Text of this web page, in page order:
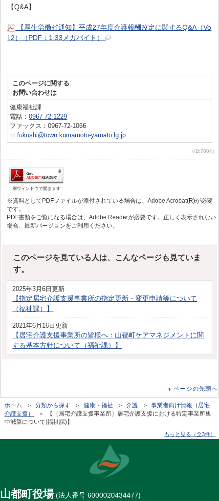
【Q&A】
【厚生労働省通知】平成27年度介護報酬改定に関するQ&A（Vo
l.2）（PDF：1.33メガバイト）
このページに関する
お問い合わせは
健康福祉課
電話：0967-72-1229
ファックス：0967-72-1066
fukushi@town.kumamoto-yamato.lg.jp
（ID:7004）
別ウィンドウで開きます
※資料としてPDFファイルが添付されている場合は、Adobe Acrobat(R)が必要
です。
PDF書類をご覧になる場合は、Adobe Readerが必要です。正しく表示されない
場合、最新バージョンをご利用ください。
このページを見ている人は、こんなページも見ていま
す。
2025年3月6日更新
【指定居宅介護支援事業所の指定更新・変更申請等について
（福祉課）】
2021年6月16日更新
【居宅介護支援事業所の皆様へ：山都町ケアマネジメントに関
する基本方針について（福祉課）】
ページの先頭へ
ホーム ＞分類から探す ＞健康・福祉 ＞介護 ＞事業者向け情報（居宅
介護支援）
＞ 【（居宅介護支援事業所）居宅介護支援における特定事業所集
中減算について(福祉課)】
もっと見る（全3件）
山都町役場(法人番号 6000020434477)